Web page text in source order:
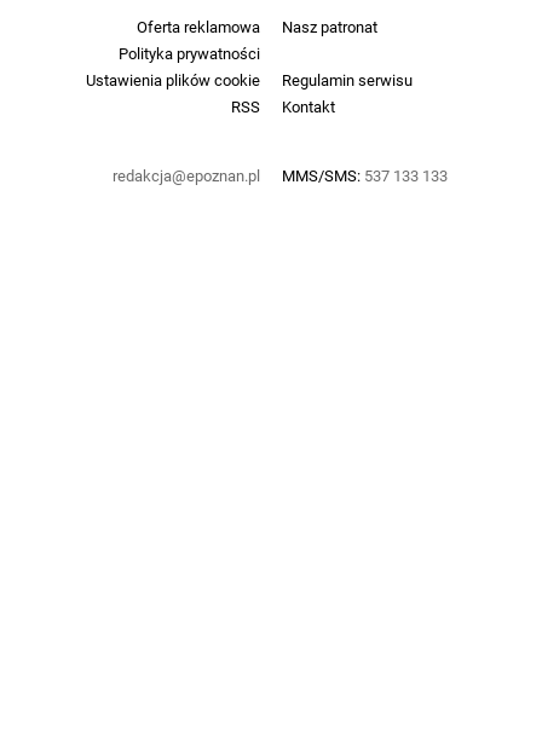
Oferta reklamowa
Nasz patronat
Polityka prywatności
Ustawienia plików cookie
Regulamin serwisu
RSS
Kontakt
redakcja@epoznan.pl MMS/SMS: 537 133 133